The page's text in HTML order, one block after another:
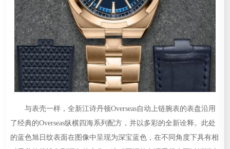
与表壳一样，全新江诗丹顿Overseas自动上链腕表的表盘沿用
了经典的Overseas纵横四海系列配方，并以多彩的全新诠释。此处
的蓝色旭日纹表面在图像中呈现为深宝蓝色，在不同角度下具有相